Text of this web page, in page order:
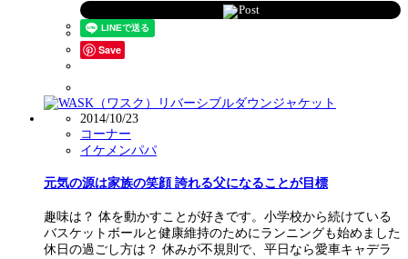
Post
Save
2014/10/23
コーナー
イケメンパパ
元気の源は家族の笑顔 誇れる父になることが目標
趣味は？ 体を動かすことが好きです。小学校から続けている
バスケットボールと健康維持のためにランニングも始めました
休日の過ごし方は？ 休みが不規則で、平日なら愛車キャデラ